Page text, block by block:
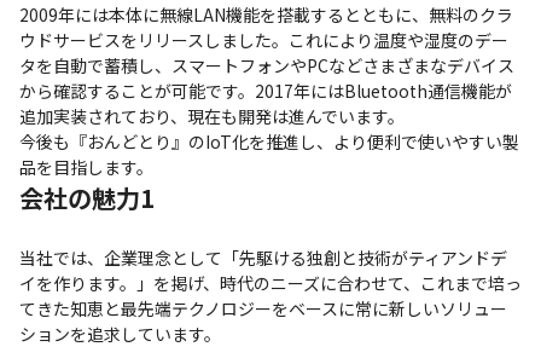
2009年には本体に無線LAN機能を搭載するとともに、無料のクラ
ウドサービスをリリースしました。これにより温度や湿度のデー
タを自動で蓄積し、スマートフォンやPCなどさまざまなデバイス
から確認することが可能です。2017年にはBluetooth通信機能が
追加実装されており、現在も開発は進んでいます。
今後も『おんどとり』のIoT化を推進し、より便利で使いやすい製
品を目指します。
会社の魅力1
当社では、企業理念として「先駆ける独創と技術がティアンドデ
イを作ります。」を掲げ、時代のニーズに合わせて、これまで培っ
てきた知恵と最先端テクノロジーをベースに常に新しいソリュー
ションを追求しています。